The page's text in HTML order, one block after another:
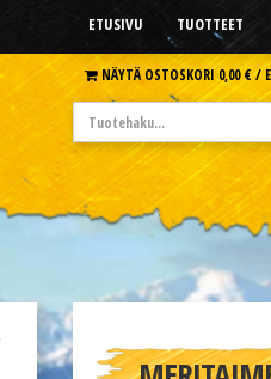
ETUSIVU TUOTTEET
NÄYTÄ OSTOSKORI 0,00 € /